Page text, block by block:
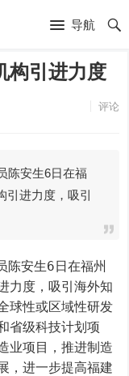
导航
构引进力度
评论
陈安生6日在福
引进力度，吸引
力度，吸引海外知
球性或区域性研发
省级科技计划项
业项目，推进制造
，进一步提高福建